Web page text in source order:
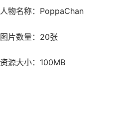
人物名称：PoppaChan
图片数量：20张
资源大小：100MB